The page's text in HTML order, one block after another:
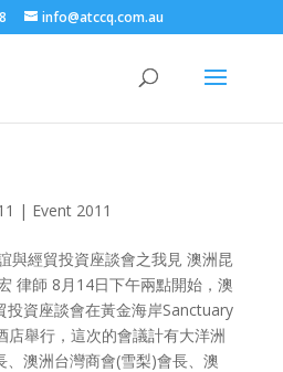
info@atccq.com.au
| Event 2011
與經貿投資座談會之我見 澳洲昆
律師 8月14日下午兩點開始，澳
投資座談會在黃金海岸Sanctuary
店舉行，這次的會議計有大洋洲
、澳洲台灣商會(雪梨)會長、澳